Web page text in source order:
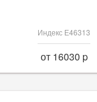
Индекс Е46313
от 16030 p